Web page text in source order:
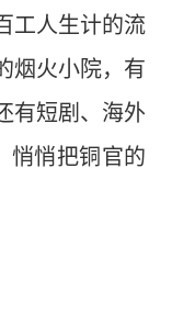
人生计的流
烟火小院，有
有短剧、海外
悄把铜官的